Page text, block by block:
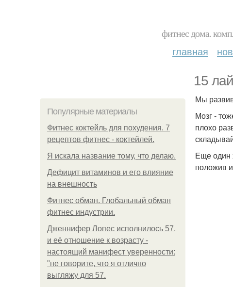
фитнес дома.
главная
15
Популярные материалы
Фитнес коктейль для похудения. 7
рецептов фитнес - коктейлей.
Я искала название тому, что делаю.
Дефицит витаминов и его влияние
на внешность
Фитнес обман. Глобальный обман
фитнес индустрии.
Дженнифер Лопес исполнилось 57,
и её отношение к возрасту -
настоящий манифест уверенности:
"не говорите, что я отлично
выгляжу для 57.
Мы
Мозг -
плохо
Еще один
положив